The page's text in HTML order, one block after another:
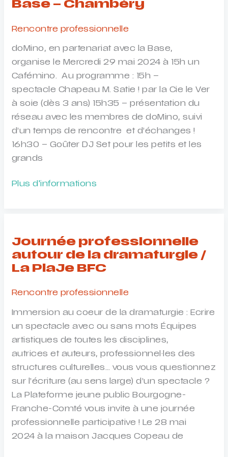
Base – Chambéry
Rencontre professionnelle
doMino, en partenariat avec la Base,
organise le Mercredi 29 mai 2024 à 15h un
Cafémino. Au programme : 15h –
spectacle Chapeau M. Satie ! par la Cie le Ver
à soie (dès 3 ans) 15h35 – présentation du
réseau avec les membres de doMino, suivi
d’un temps de rencontre et d’échanges !
16h30 – Goûter DJ Set pour les petits et les
grands
Goûtermino
La
Base
–
Plus d'informations
Journée professionnelle
autour de la dramaturgie /
La PlaJe BFC
Rencontre professionnelle
Immersion au coeur de la dramaturgie : Ecrire
un spectacle avec ou sans mots Équipes
artistiques de toutes les disciplines,
autrices et auteurs, professionnel·les des
structures culturelles… vous vous questionnez
sur l’écriture (au sens large) d’un spectacle ?
La Plateforme jeune public Bourgogne-
Franche-Comté vous invite à une journée
professionnelle participative ! Le 28 mai
2024 à la maison Jacques Copeau de